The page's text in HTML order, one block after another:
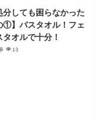
分しても困らなかった
①】バスタオル！フェ
タオルで十分！
13